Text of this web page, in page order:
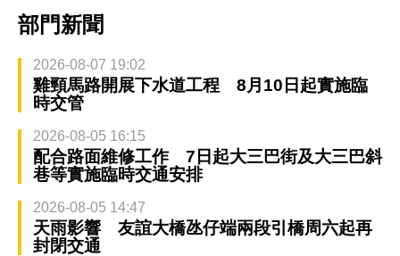
部門新聞
2026-08-07 19:02
雞頸馬路開展下水道工程 8月10日起實施臨
時交管
2026-08-05 16:15
配合路面維修工作 7日起大三巴街及大三巴斜
巷等實施臨時交通安排
2026-08-05 14:47
天雨影響 友誼大橋氹仔端兩段引橋周六起再
封閉交通